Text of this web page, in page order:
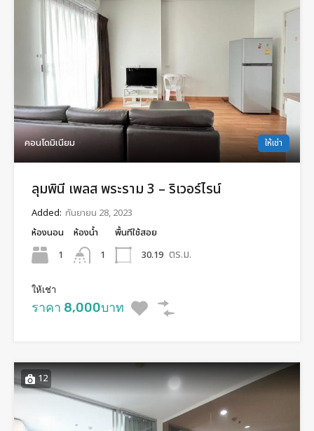
คอนโดมิเนียม ให้เช่า
ลุมพินี เพลส พระราม 3 – ริเวอร์ไรน์
Added: กันยายน 28, 2023
ห้องนอน
1
ห้องน้ำ
1
พื้นทีใช้สอย
30.19 ตร.ม.
ให้เช่า
ราคา 8,000บาท
12